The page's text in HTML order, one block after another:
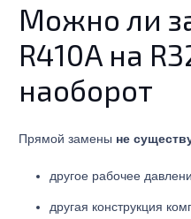
Можно ли
R410A на
наоборот
Прямой замены не
другое рабочее
другая конструкция